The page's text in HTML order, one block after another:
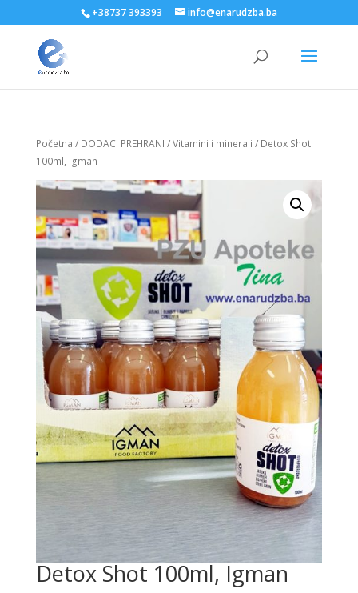
+38737 393393 info@enarudzba.ba
Početna / DODACI PREHRANI /Vitamini i minerali / Detox Shot
100ml, Igman
Detox Shot 100ml, Igman